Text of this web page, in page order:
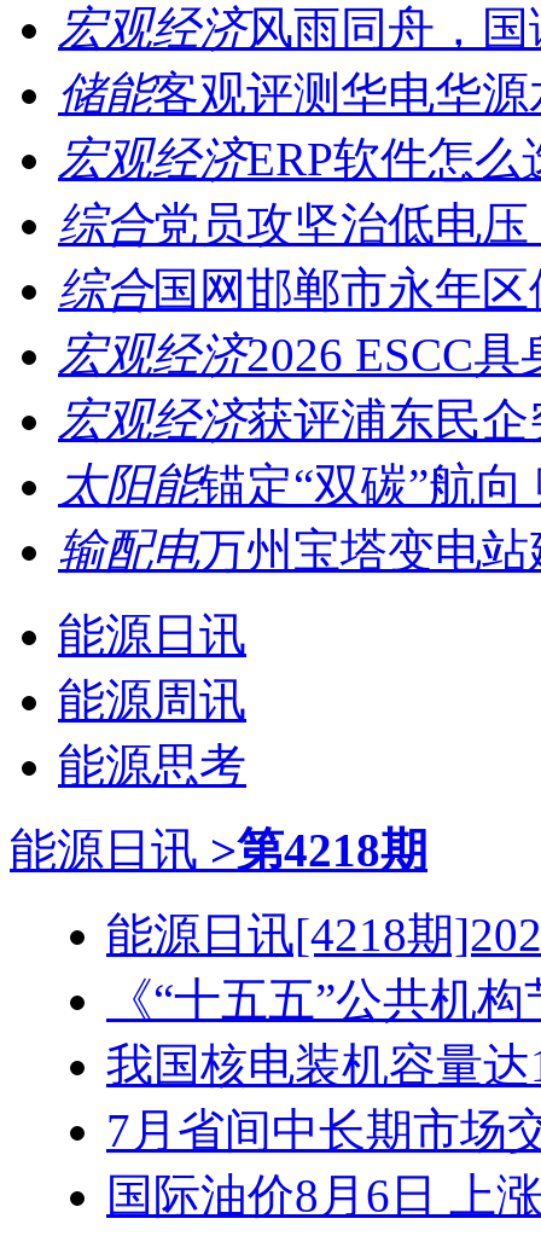
宏观经济风雨同舟，
储能客观评测华电华
宏观经济ERP软件怎
综合党员攻坚治低电
综合国网邯郸市永年
宏观经济2026 ESCC
宏观经济获评浦东民
太阳能锚定“双碳”航
输配电万州宝塔变电
能源日讯
能源周讯
能源思考
能源日讯 >第4218期
能源日讯[4218期
《“十五五”公共机
我国核电装机容量达
7月省间中长期市场
国际油价8月6日 上